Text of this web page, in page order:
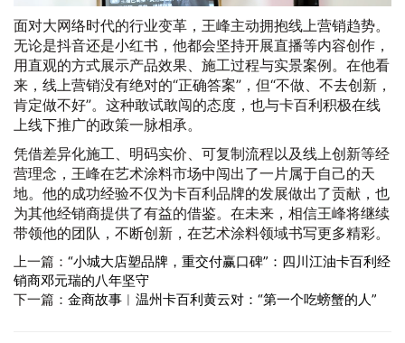
面对大网络时代的行业变革，王峰主动拥抱线上营销趋势。
无论是抖音还是小红书，他都会坚持开展直播等内容创作，
用直观的方式展示产品效果、施工过程与实景案例。在他看
来，线上营销没有绝对的“正确答案”，但“不做、不去创新，
肯定做不好”。这种敢试敢闯的态度，也与卡百利积极在线
上线下推广的政策一脉相承。
凭借差异化施工、明码实价、可复制流程以及线上创新等经
营理念，王峰在艺术涂料市场中闯出了一片属于自己的天
地。他的成功经验不仅为卡百利品牌的发展做出了贡献，也
为其他经销商提供了有益的借鉴。在未来，相信王峰将继续
带领他的团队，不断创新，在艺术涂料领域书写更多精彩。
上一篇： “小城大店塑品牌，重交付赢口碑”：四川江油卡百利经
销商邓元瑞的八年坚守
下一篇： 金商故事︱温州卡百利黄云对：“第一个吃螃蟹的人”